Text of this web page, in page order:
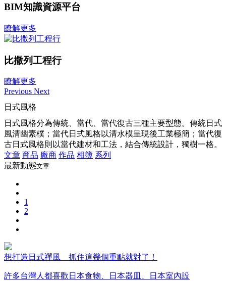
BIM知識資源平台
瞭解更多
比撒列工程行
瞭解更多
Previous Next
日式風格
日式風格分為傳統、當代、當代復古三種主要型態。傳統日式
風清幽素樸；當代日式風格以清水模呈現後工業極簡；當代復
古日式風格則以當代建材和工法，結合傳統設計，獨樹一格。
文章 商品 廠商 作品 相簿 系列
最新動態文章
1
2
想打造日式禪風 抓住這幾個重點就對了！
許多台灣人都喜歡日本食物、日本器皿、日本室內設